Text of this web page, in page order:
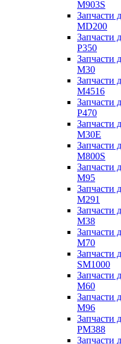
M903S
Запчасти
MD200
Запчасти
P350
Запчасти
M30
Запчасти
M4516
Запчасти
P470
Запчасти
M30E
Запчасти
M800S
Запчасти
M95
Запчасти
M291
Запчасти
M38
Запчасти
M70
Запчасти
SM1000
Запчасти
M60
Запчасти
M96
Запчасти
PM388
Запчасти